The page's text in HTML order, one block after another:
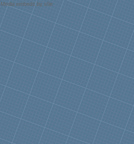
Media embeds by s9e